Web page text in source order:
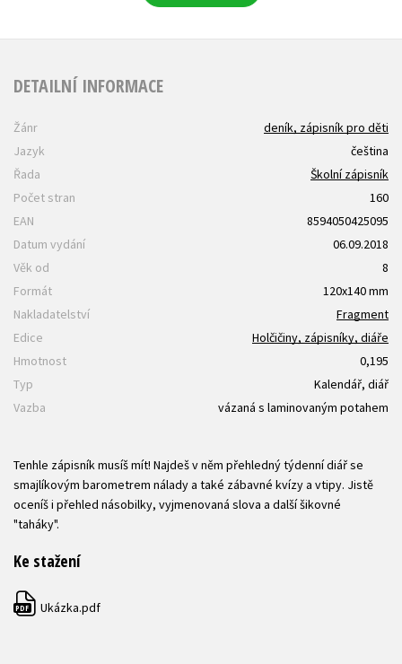
DETAILNÍ INFORMACE
Žánr
deník, zápisník pro děti
Jazyk
čeština
Řada
Školní zápisník
Počet stran
160
EAN
8594050425095
Datum vydání
06.09.2018
Věk od
8
Formát
120x140 mm
Nakladatelství
Fragment
Edice
Holčičiny, zápisníky, diáře
Hmotnost
0,195
Typ
Kalendář, diář
Vazba
vázaná s laminovaným potahem
Tenhle zápisník musíš mít! Najdeš v něm přehledný týdenní diář se
smajlíkovým barometrem nálady a také zábavné kvízy a vtipy. Jistě
oceníš i přehled násobilky, vyjmenovaná slova a další šikovné
"taháky".
Ke stažení
PDF Ukázka.pdf